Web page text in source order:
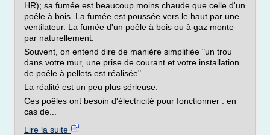
HR); sa fumée est beaucoup moins chaude que celle d'un
poêle à bois. La fumée est poussée vers le haut par une
ventilateur. La fumée d'un poêle à bois ou à gaz monte
par naturellement.
Souvent, on entend dire de manière simplifiée "un trou
dans votre mur, une prise de courant et votre installation
de poêle à pellets est réalisée".
La réalité est un peu plus sérieuse.
Ces poêles ont besoin d'électricité pour fonctionner : en
cas de...
Lire la suite